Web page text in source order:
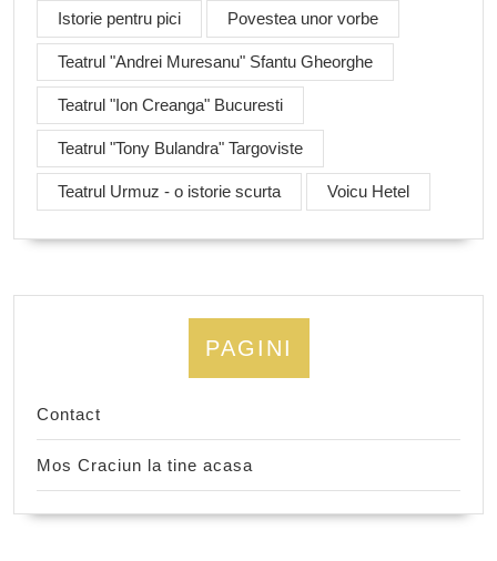
Istorie pentru pici Povestea unor vorbe
Teatrul "Andrei Muresanu" Sfantu Gheorghe
Teatrul "Ion Creanga" Bucuresti
Teatrul "Tony Bulandra" Targoviste
Teatrul Urmuz - o istorie scurta Voicu Hetel
PAGINI
Contact
Mos Craciun la tine acasa